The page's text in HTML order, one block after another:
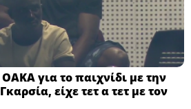
για το παιχνίδι με την
είχε τετ α τετ με τον